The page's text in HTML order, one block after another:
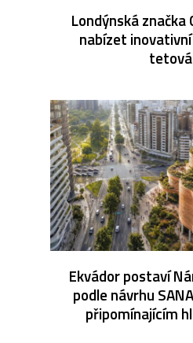
Londýnská značka
nabízet
Ekvádor postaví
podle návrhu
připomínajícím